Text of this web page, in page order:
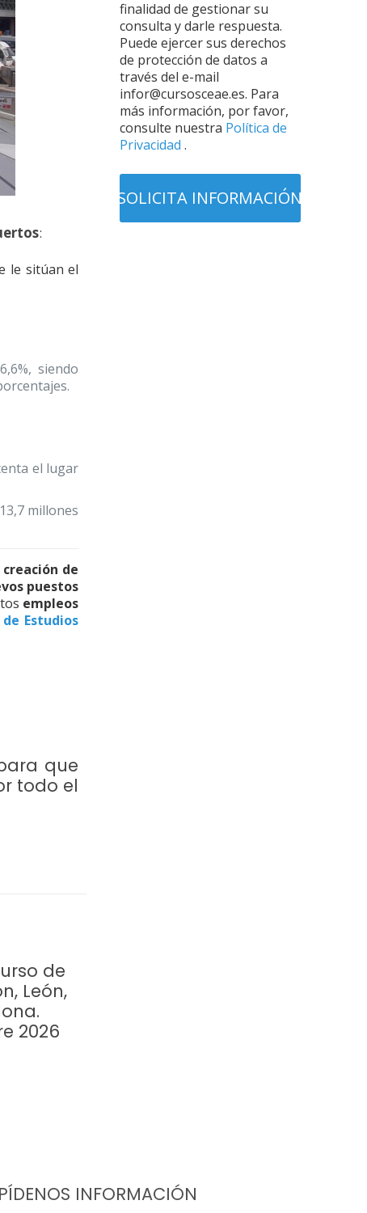
:
le sitúan el
siendo
el lugar
millones
creación de
puestos
empleos
Estudios
que
todo el
de
León,
2026
finalidad de gestionar su
consulta y darle respuesta.
Puede ejercer sus derechos
de protección de datos a
través del e-mail
infor@cursosceae.es. Para
más información, por favor,
consulte nuestra Política de
Privacidad .
PÍDENOS INFORMACIÓN